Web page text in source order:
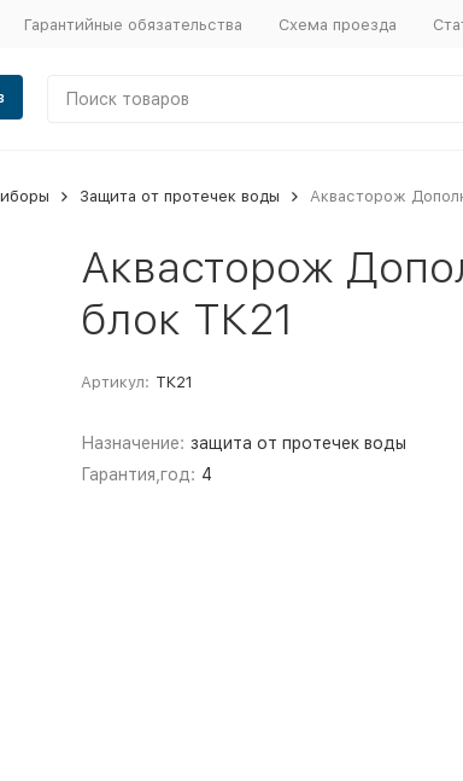
Гарантийные обязательства Схема проезда
Защита от протечек воды Аквасторож
Аквасторож
блок ТК21
Артикул: ТК21
Назначение: защита от протечек воды
Гарантия,год: 4